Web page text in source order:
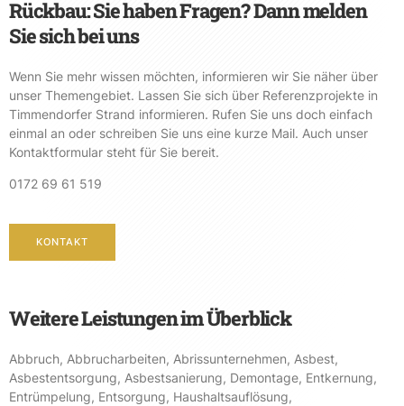
Rückbau: Sie haben Fragen? Dann melden
Sie sich bei uns
Wenn Sie mehr wissen möchten, informieren wir Sie näher über
unser Themengebiet. Lassen Sie sich über Referenzprojekte in
Timmendorfer Strand informieren. Rufen Sie uns doch einfach
einmal an oder schreiben Sie uns eine kurze Mail. Auch unser
Kontaktformular steht für Sie bereit.
0172 69 61 519
KONTAKT
Weitere Leistungen im Überblick
Abbruch, Abbrucharbeiten, Abrissunternehmen, Asbest,
Asbestentsorgung, Asbestsanierung, Demontage, Entkernung,
Entrümpelung, Entsorgung, Haushaltsauflösung,